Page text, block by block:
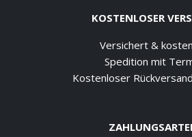
KOSTENLOSER
Versichert &
Spedition mit
Kostenloser